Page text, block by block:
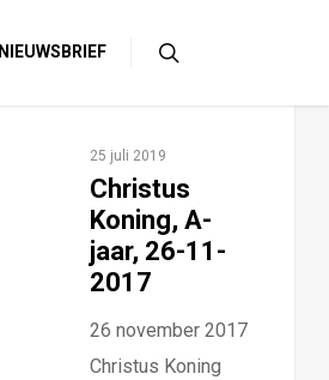
NIEUWSBRIEF
25 juli 2019
Christus
Koning, A-
jaar, 26-11-
2017
26 november 2017
Christus Koning